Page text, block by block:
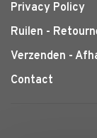
Privacy Policy
Ruilen -
Verzenden -
Contact